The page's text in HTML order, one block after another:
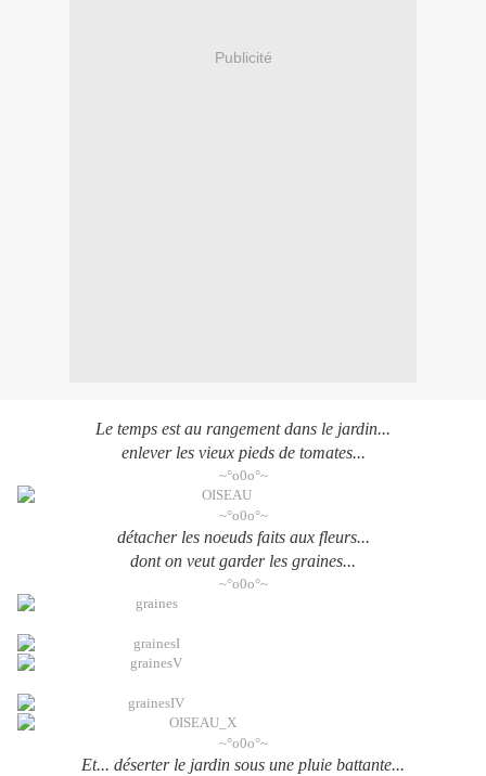
Publicité
Le temps est au rangement dans le jardin...
enlever les vieux pieds de tomates...
~°o0o°~
~°o0o°~
détacher les noeuds faits aux fleurs...
dont on veut garder les graines...
~°o0o°~
~°o0o°~
Et... déserter le jardin sous une pluie battante...